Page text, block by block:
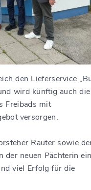
den Lieferservice
wird künftig auch die
Freibads mit
versorgen.
Rauter sowie
der neuen Pächterin
viel Erfolg für die